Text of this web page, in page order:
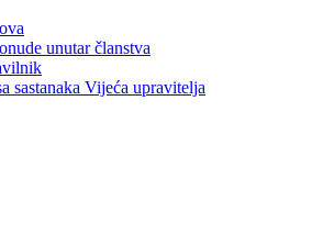
unutar članstva
sastanaka Vijeća upravitelja